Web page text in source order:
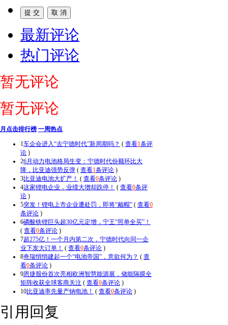
最新评论
热门评论
暂无评论
暂无评论
月点击排行榜 一周热点
1车企会进入“去宁德时代”新周期吗？ ( 查看1条评
论 )
26月动力电池格局生变：宁德时代份额环比大
降，比亚迪强势反弹 ( 查看1条评论 )
3比亚迪电池大扩产！ ( 查看0条评论 )
4这家锂电企业，业绩大增却跌停！ ( 查看0条评
论 )
5突发！锂电上市企业遭处罚，即将“戴帽” ( 查看0
条评论 )
6磷酸铁锂巨头超30亿元定增，宁王“照单全买”！
( 查看0条评论 )
7超275亿！一个月内第二次，宁德时代向同一企
业下发大订单！ ( 查看0条评论 )
8奇瑞悄悄建起一个“电池帝国”，意欲何为？ ( 查
看0条评论 )
9恩捷股份首次亮相欧洲智慧能源展，储能隔膜全
矩阵收获全球客商关注 ( 查看0条评论 )
10比亚迪率先量产钠电池！ ( 查看0条评论 )
引用回复